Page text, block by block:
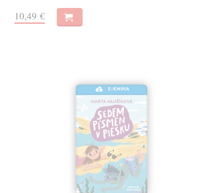
10,49 €
E-KNIHA